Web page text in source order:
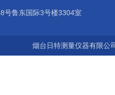
号鲁东国际3号楼3304室
烟台日特测量仪器有限